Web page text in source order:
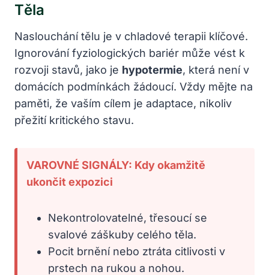
Těla
Naslouchání tělu je v chladové terapii klíčové.
Ignorování fyziologických bariér může vést k
rozvoji stavů, jako je hypotermie, která není v
domácích podmínkách žádoucí. Vždy mějte na
paměti, že vaším cílem je adaptace, nikoliv
přežití kritického stavu.
VAROVNÉ SIGNÁLY: Kdy okamžitě
ukončit expozici
Nekontrolovatelné, třesoucí se
svalové záškuby celého těla.
Pocit brnění nebo ztráta citlivosti v
prstech na rukou a nohou.